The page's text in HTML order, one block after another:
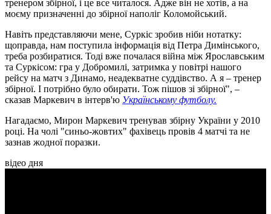
тренером збірної, і це все читалося. Адже він не хотів, а на
моєму призначенні до збірної наполіг Коломойський.
Навіть представляючи мене, Суркіс зробив ніби нотатку:
щоправда, нам поступила інформація від Петра Димінського,
треба розбиратися. Тоді вже почалася війна між Ярославським
та Суркісом: гра у Добромилі, затримка у повітрі нашого
рейсу на матч з Динамо, неадекватне суддівство. А я – тренер
збірної. І потрібно було обирати. Тож пішов зі збірної", –
сказав Маркевич в інтерв'ю Українському футболу.
Нагадаємо, Мирон Маркевич тренував збірну України у 2010
році. На чолі "синьо-жовтих" фахівець провів 4 матчі та не
зазнав жодної поразки.
відео дня